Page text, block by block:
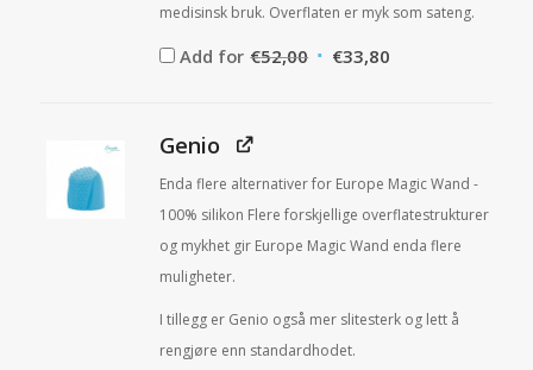
medisinsk bruk. Overflaten er myk som sateng.
Add for €52,00 Opprinnelig
€33,80
Genio
Enda flere alternativer for Europe Magic Wand -
100% silikon Flere forskjellige overflatestrukturer
og mykhet gir Europe Magic Wand enda flere
muligheter.
I tillegg er Genio også mer slitesterk og lett å
rengjøre enn standardhodet.